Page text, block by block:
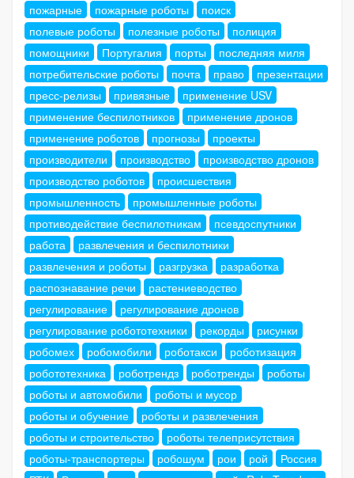
пожарные
пожарные роботы
поиск
полевые роботы
полезные роботы
полиция
помощники
Португалия порты
последняя миля
потребительские роботы
почта право
презентации
пресс-релизы
привязные
применение USV
применение беспилотников
применение дронов
применение роботов
прогнозы
проекты
производители
производство
производство дронов
производство роботов
происшествия
промышленность
промышленные роботы
противодействие беспилотникам
псевдоспутники
работа
развлечения и беспилотники
развлечения и роботы
разгрузка
разработка
распознавание речи
растениеводство
регулирование
регулирование дронов
регулирование робототехники
рекорды
рисунки
робомех
робомобили роботакси
роботизация
робототехника
роботрендз роботренды
роботы
роботы и автомобили
роботы и мусор
роботы и обучение
роботы и развлечения
роботы и строительство
роботы телеприсутствия
роботы-транспортеры
робошум рои рой
Россия